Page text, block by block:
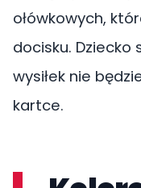
ołówkowych,
docisku. Dziecko
wysiłek nie
kartce.